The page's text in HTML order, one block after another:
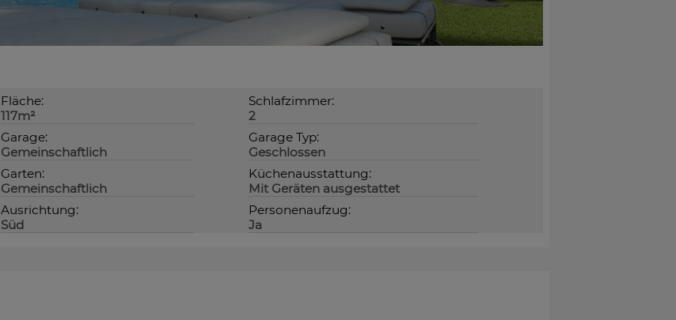
Fläche:
117m²
Schlafzimmer:
2
Garage:
Gemeinschaftlich
Garage Typ:
Geschlossen
Garten:
Gemeinschaftlich
Küchenausstattung:
Mit Geräten ausgestattet
Ausrichtung:
Süd
Personenaufzug:
Ja